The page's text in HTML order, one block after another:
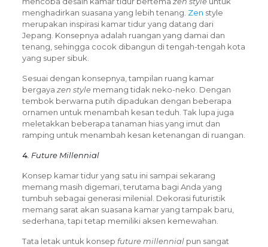
menghadirkan suasana yang lebih tenang. Zen style
merupakan inspirasi kamar tidur yang datang dari
Jepang. Konsepnya adalah ruangan yang damai dan
tenang, sehingga cocok dibangun di tengah-tengah kota
yang super sibuk.
Sesuai dengan konsepnya, tampilan ruang kamar
bergaya zen stylememang tidak neko-neko. Dengan
tembok berwarna putih dipadukan dengan beberapa
ornamen untuk menambah kesan teduh. Tak lupa juga
meletakkan beberapa tanaman hias yang imut dan
ramping untuk menambah kesan ketenangan di ruangan.
4. Future Millennial
Konsep kamar tidur yang satu ini sampai sekarang
memang masih digemari, terutama bagi Anda yang
tumbuh sebagai generasi milenial. Dekorasi futuristik
memang sarat akan suasana kamar yang tampak baru,
sederhana, tapi tetap memiliki aksen kemewahan.
Tata letak untuk konsep future millennialpun sangat